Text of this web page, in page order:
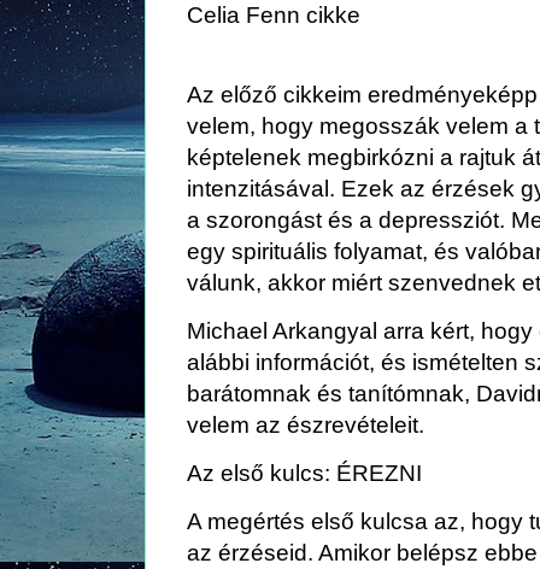
Celia Fenn cikke
Az előző cikkeim
velem, hogy megosszák velem a
képtelenek megbirkózni a rajtuk
intenzitásával. Ezek az érzések
a szorongást és a depressziót.
egy spirituális folyamat, és
válunk, akkor miért szenvednek
Michael Arkangyal arra kért,
alábbi információt, és ismételten
barátomnak és tanítómnak,
velem az észrevételeit.
Az első kulcs: ÉREZNI
A megértés első kulcsa az, hogy
az érzéseid. Amikor belépsz